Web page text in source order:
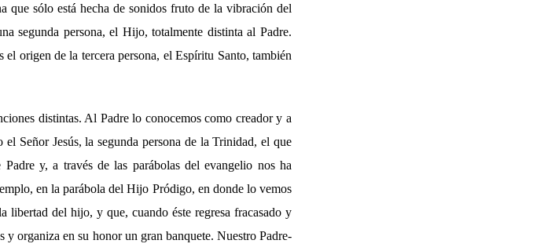
que sólo está hecha de sonidos fruto de la vibración del
segunda persona, el Hijo, totalmente distinta al Padre.
origen de la tercera persona, el Espíritu Santo, también
distintas. Al Padre lo conocemos como creador y a
Señor Jesús, la segunda persona de la Trinidad, el que
y, a través de las parábolas del evangelio nos ha
en la parábola del Hijo Pródigo, en donde lo vemos
libertad del hijo, y que, cuando éste regresa fracasado y
organiza en su honor un gran banquete. Nuestro Padre-